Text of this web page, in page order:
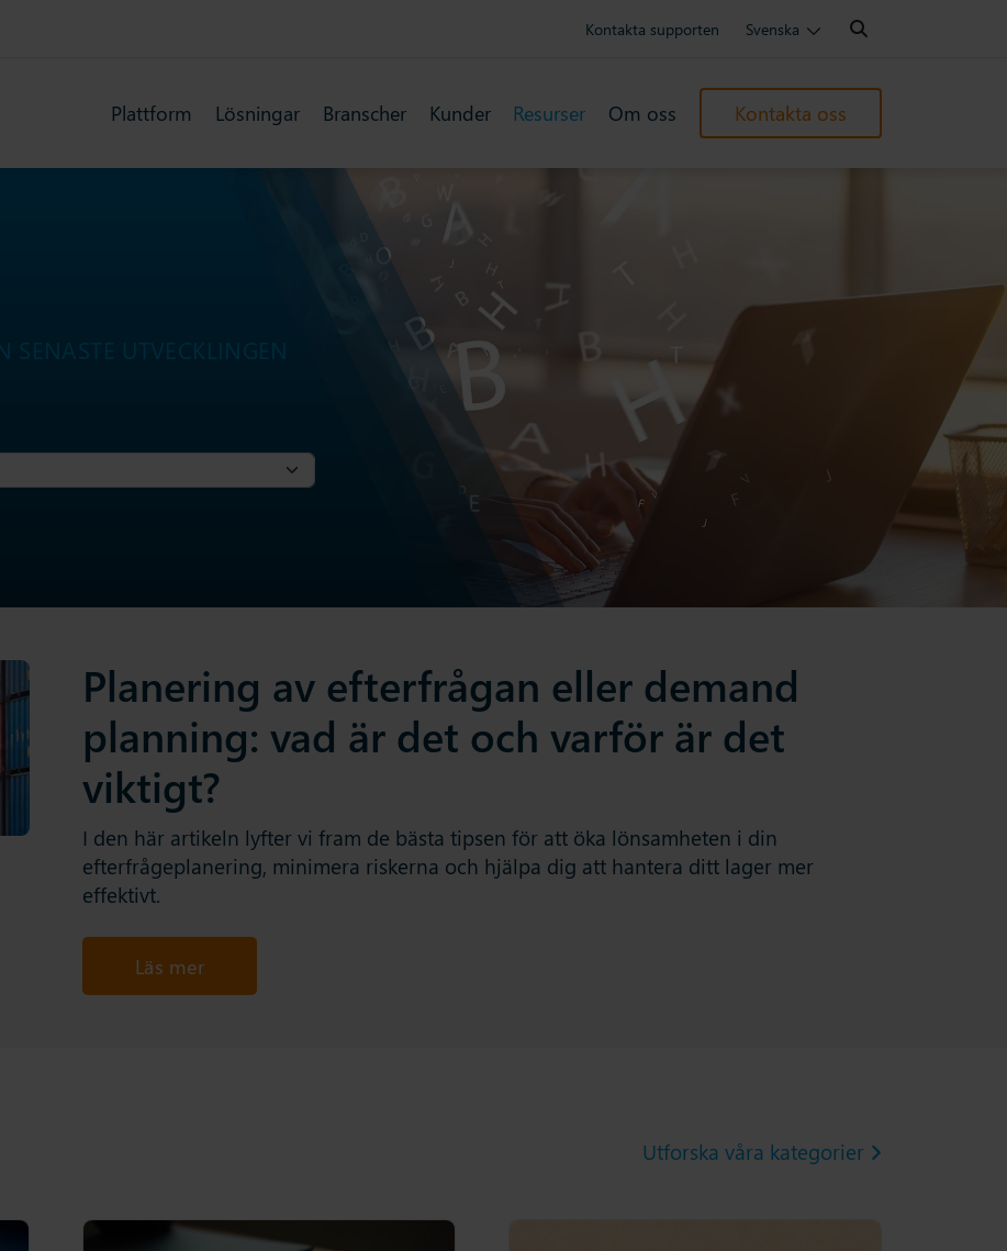
Kontakta supporten Svenska
Search:
Plattform Lösningar Branscher Kunder Resurser Om oss Kontakta oss
SENASTE UTVECKLINGEN
Planering av efterfrågan eller demand
planning: vad är det och varför är det
viktigt?
I den här artikeln lyfter vi fram de bästa tipsen för att öka lönsamheten i din
efterfrågeplanering, minimera riskerna och hjälpa dig att hantera ditt lager mer
effektivt.
Läs mer
Utforska våra kategorier